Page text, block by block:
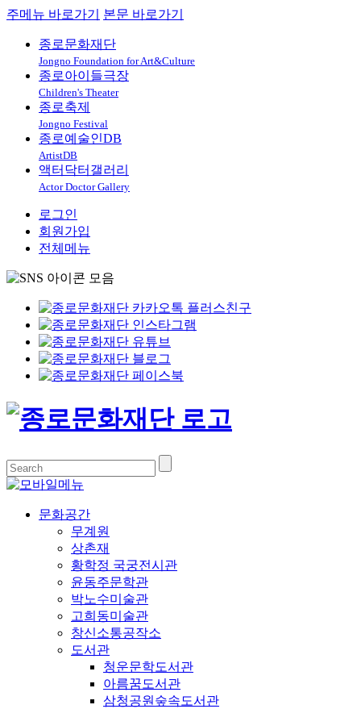
주메뉴 바로가기 본문 바로가기
종로문화재단
Jongno Foundation for Art&Culture
종로아이들극장
Children's Theater
종로축제
Jongno Festival
종로예술인DB
ArtistDB
액터닥터갤러리
Actor Doctor Gallery
로그인
회원가입
전체메뉴
문화공간
무계원
상촌재
황학정 국궁전시관
윤동주문학관
박노수미술관
고희동미술관
창신소통공작소
도서관
청운문학도서관
아름꿈도서관
삼청공원숲속도서관